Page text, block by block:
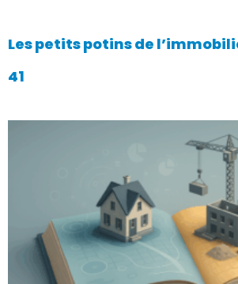
Les petits potins de
41